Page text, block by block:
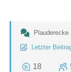
Plauderecke
Letzter
18